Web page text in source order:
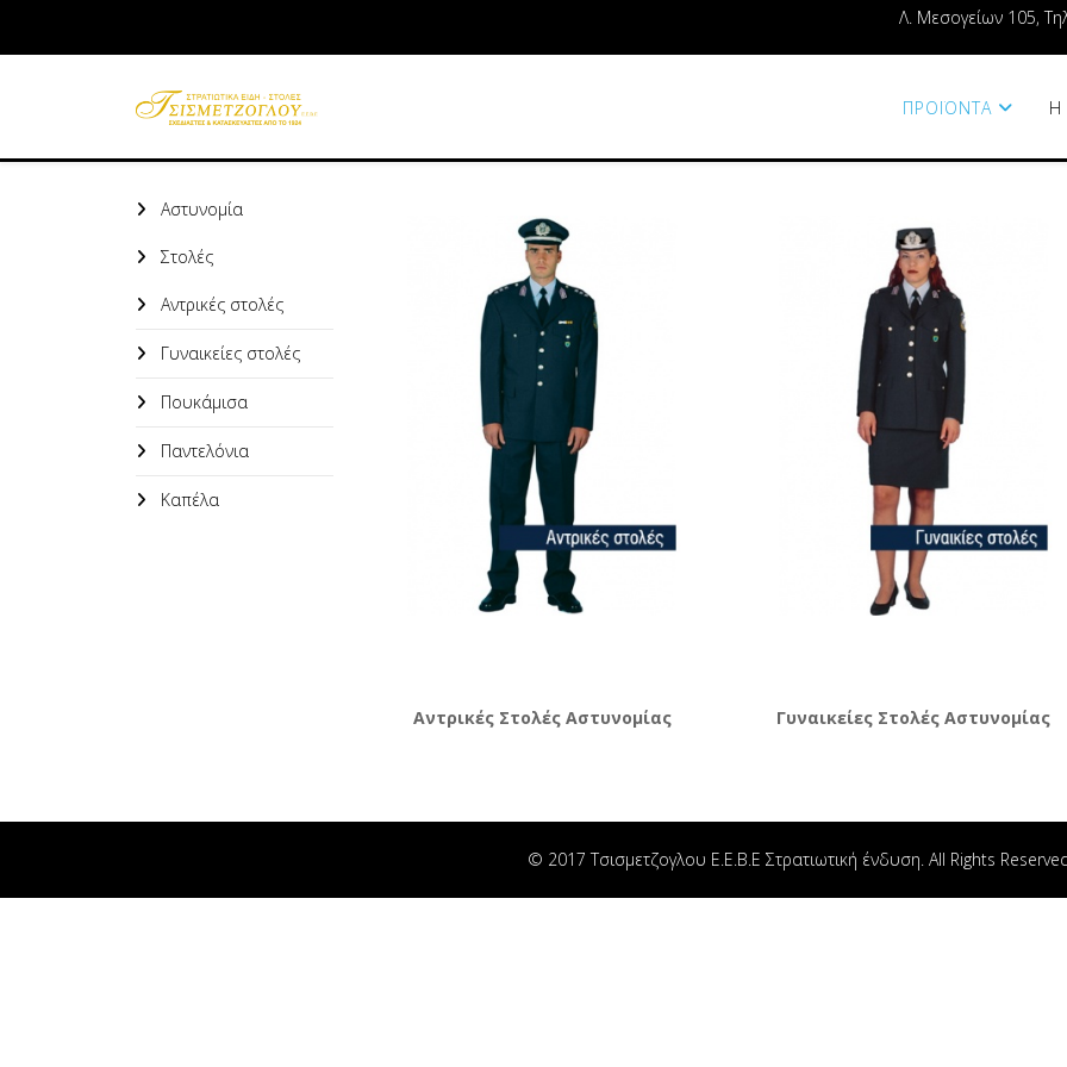
Λ. Μεσογείων 105,
ΠΡΟΪΟΝΤΑ Η
Αστυνομία
Στολές
Αντρικές στολές
Γυναικείες στολές
Πουκάμισα
Παντελόνια
Καπέλα
Αντρικές Στολές Αστυνομίας Γυναικείες Στολές Αστυνομίας
© 2017 Τσισμετζογλου Ε.Ε.Β.Ε Στρατιωτική ένδυση. All Rights